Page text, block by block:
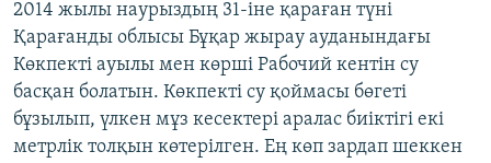
2014 жылы наурыздың 31-іне қараған түні
Қарағанды облысы Бұқар жырау ауданындағы
Көкпекті ауылы мен көрші Рабочий кентін су
басқан болатын. Көкпекті су қоймасы бөгеті
бұзылып, үлкен мұз кесектері аралас биіктігі екі
метрлік толқын көтерілген. Ең көп зардап шеккен